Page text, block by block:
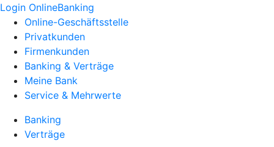
Login OnlineBanking
Online-Geschäftsstelle
Privatkunden
Firmenkunden
Banking & Verträge
Meine Bank
Service & Mehrwerte
Banking
Verträge